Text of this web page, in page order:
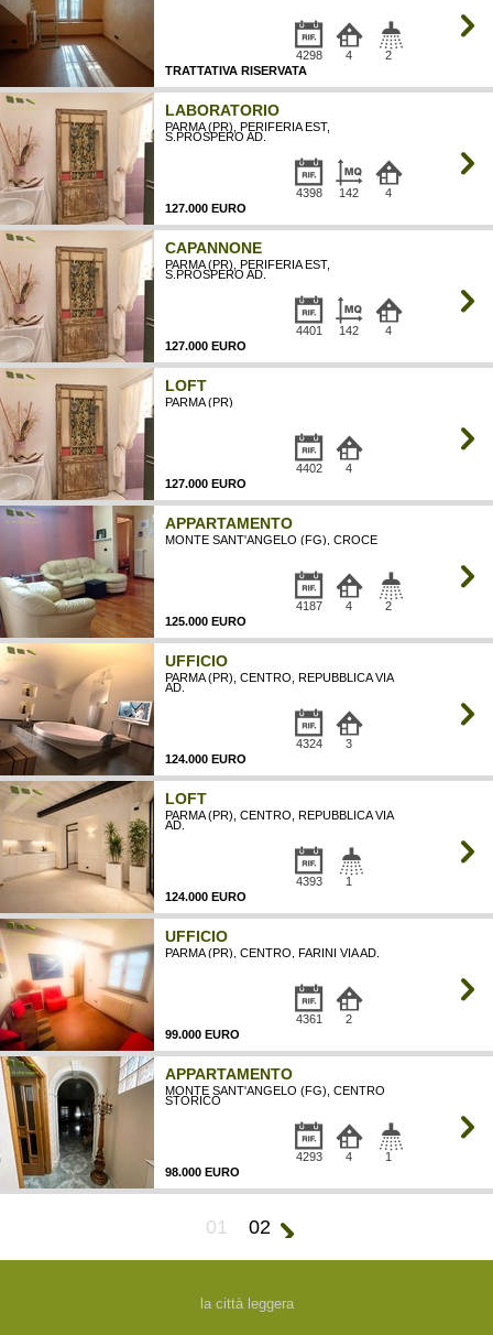
TRATTATIVA RISERVATA
4298 4 2
LABORATORIO
PARMA (PR), PERIFERIA EST,
S.PROSPERO AD.
127.000 EURO
4398 142 4
CAPANNONE
PARMA (PR), PERIFERIA EST,
S.PROSPERO AD.
127.000 EURO
4401 142 4
LOFT
PARMA (PR)
127.000 EURO
4402 4
APPARTAMENTO
MONTE SANT'ANGELO (FG), CROCE
125.000 EURO
4187 4 2
UFFICIO
PARMA (PR), CENTRO, REPUBBLICA VIA
AD.
124.000 EURO
4324 3
LOFT
PARMA (PR), CENTRO, REPUBBLICA VIA
AD.
124.000 EURO
4393 1
UFFICIO
PARMA (PR), CENTRO, FARINI VIA AD.
99.000 EURO
4361 2
APPARTAMENTO
MONTE SANT'ANGELO (FG), CENTRO
STORICO
98.000 EURO
4293 4 1
01 02
la città leggera